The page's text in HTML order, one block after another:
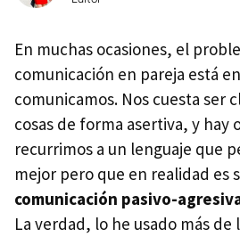
En muchas ocasiones, el
comunicación en pareja está
comunicamos. Nos cuesta ser
cosas de forma asertiva, y hay
recurrimos a un lenguaje que
mejor pero que en realidad es
comunicación pasivo-
La verdad, lo he usado más de